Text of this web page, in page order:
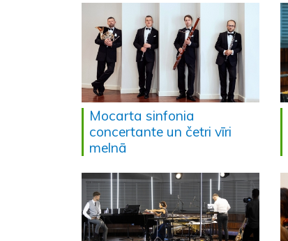
Mocarta sinfonia
concertante un četri vīri
melnā